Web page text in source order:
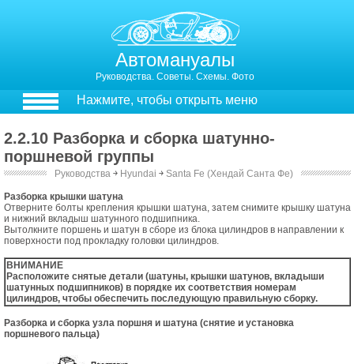
Автомануалы
Руководства. Советы. Схемы. Фото
Нажмите, чтобы открыть меню
2.2.10 Разборка и сборка шатунно-
поршневой группы
Руководства ￫ Hyundai ￫ Santa Fe (Хендай Санта Фе)
Разборка крышки шатуна
Отверните болты крепления крышки шатуна, затем снимите крышку шатуна
и нижний вкладыш шатунного подшипника.
Вытолкните поршень и шатун в сборе из блока цилиндров в направлении к
поверхности под прокладку головки цилиндров.
ВНИМАНИЕ
Расположите снятые детали (шатуны, крышки шатунов, вкладыши
шатунных подшипников) в порядке их соответствия номерам
цилиндров, чтобы обеспечить последующую правильную сборку.
Разборка и сборка узла поршня и шатуна (снятие и установка
поршневого пальца)